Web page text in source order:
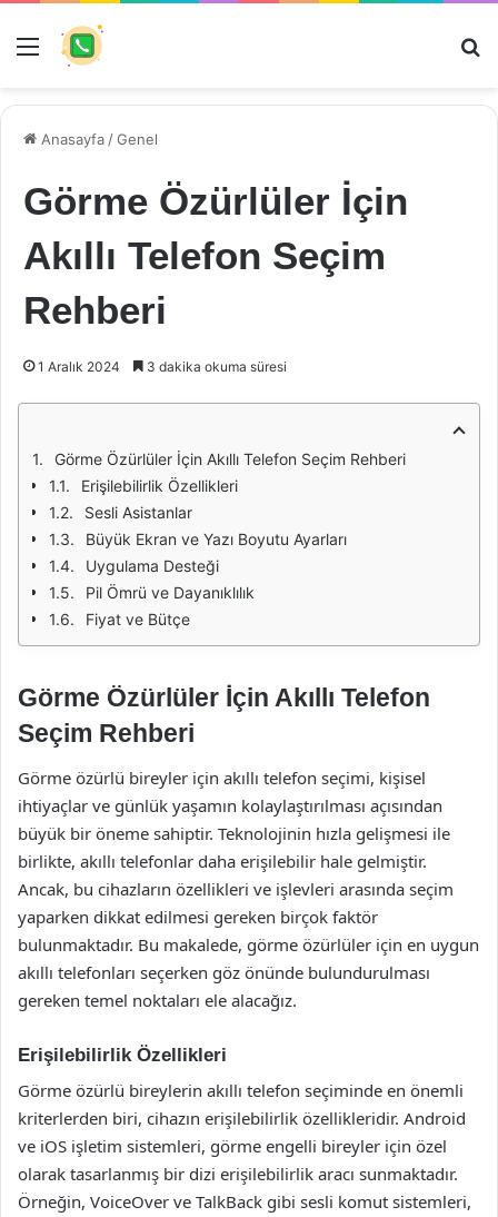
Menü
Anasayfa /Genel
Görme Özürlüler İçin
Akıllı Telefon Seçim
Rehberi
1 Aralık 2024 3 dakika okuma süresi
Görme Özürlüler İçin Akıllı Telefon Seçim Rehberi
Erişilebilirlik Özellikleri
Sesli Asistanlar
Büyük Ekran ve Yazı Boyutu Ayarları
Uygulama Desteği
Pil Ömrü ve Dayanıklılık
Fiyat ve Bütçe
Görme Özürlüler İçin Akıllı Telefon
Seçim Rehberi
Görme özürlü bireyler için akıllı telefon seçimi, kişisel
ihtiyaçlar ve günlük yaşamın kolaylaştırılması açısından
büyük bir öneme sahiptir. Teknolojinin hızla gelişmesi ile
birlikte, akıllı telefonlar daha erişilebilir hale gelmiştir.
Ancak, bu cihazların özellikleri ve işlevleri arasında seçim
yaparken dikkat edilmesi gereken birçok faktör
bulunmaktadır. Bu makalede, görme özürlüler için en uygun
akıllı telefonları seçerken göz önünde bulundurulması
gereken temel noktaları ele alacağız.
Erişilebilirlik Özellikleri
Görme özürlü bireylerin akıllı telefon seçiminde en önemli
kriterlerden biri, cihazın erişilebilirlik özellikleridir. Android
ve iOS işletim sistemleri, görme engelli bireyler için özel
olarak tasarlanmış bir dizi erişilebilirlik aracı sunmaktadır.
Örneğin, VoiceOver ve TalkBack gibi sesli komut sistemleri,